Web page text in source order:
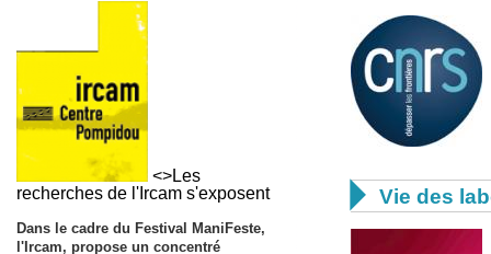
<>Les
recherches de l'Ircam s'exposent
Dans le cadre du Festival ManiFeste,
l'Ircam, propose un concentré
 Vie des